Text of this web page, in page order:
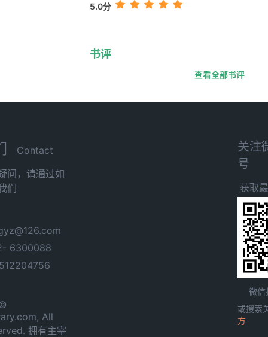
5.0分
书评
查看全部书评
Contact
问，请通过如
们
6300088
All
拥有主宰
关注
号
获取
微信
或搜索
方